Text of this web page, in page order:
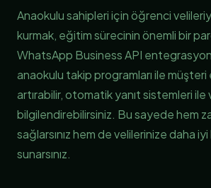
Anaokulu sahipleri için öğrenci
kurmak, eğitim sürecinin önemli bir
WhatsApp Business API
anaokulu takip programları ile müşteri
artırabilir, otomatik yanıt sistemleri ile
bilgilendirebilirsiniz. Bu sayede hem
sağlarsınız hem de velilerinize daha
sunarsınız.